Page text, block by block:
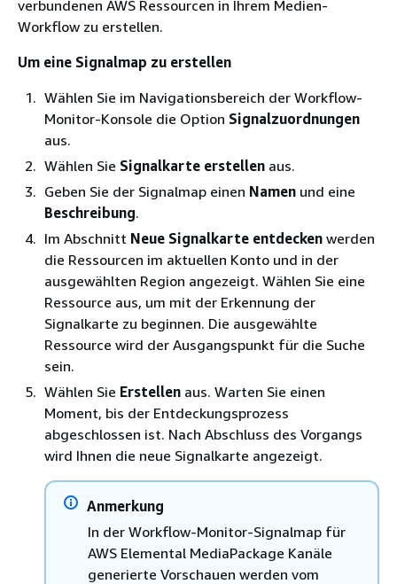
verbundenen AWS Ressourcen in Ihrem Medien-
Workflow zu erstellen.
Um eine Signalmap zu erstellen
Wählen Sie im Navigationsbereich der Workflow-
Monitor-Konsole die Option Signalzuordnungen
aus.
Wählen Sie Signalkarte erstellen aus.
Geben Sie der Signalmap einen Namen und eine
Beschreibung.
Im Abschnitt Neue Signalkarte entdecken werden
die Ressourcen im aktuellen Konto und in der
ausgewählten Region angezeigt. Wählen Sie eine
Ressource aus, um mit der Erkennung der
Signalkarte zu beginnen. Die ausgewählte
Ressource wird der Ausgangspunkt für die Suche
sein.
Wählen Sie Erstellen aus. Warten Sie einen
Moment, bis der Entdeckungsprozess
abgeschlossen ist. Nach Abschluss des Vorgangs
wird Ihnen die neue Signalkarte angezeigt.
Anmerkung
In der Workflow-Monitor-Signalmap für
AWS Elemental MediaPackage Kanäle
generierte Vorschauen werden vom